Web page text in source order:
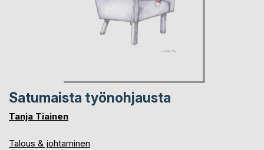
Satumaista työnohjausta
Tanja Tiainen
Talous & johtaminen